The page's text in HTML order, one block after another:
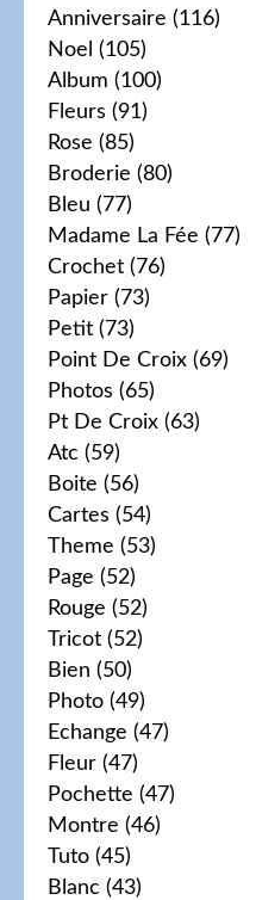
Anniversaire (116)
Noel (105)
Album (100)
Fleurs (91)
Rose (85)
Broderie (80)
Bleu (77)
Madame La Fée (77)
Crochet (76)
Papier (73)
Petit (73)
Point De Croix (69)
Photos (65)
Pt De Croix (63)
Atc (59)
Boite (56)
Cartes (54)
Theme (53)
Page (52)
Rouge (52)
Tricot (52)
Bien (50)
Photo (49)
Echange (47)
Fleur (47)
Pochette (47)
Montre (46)
Tuto (45)
Blanc (43)